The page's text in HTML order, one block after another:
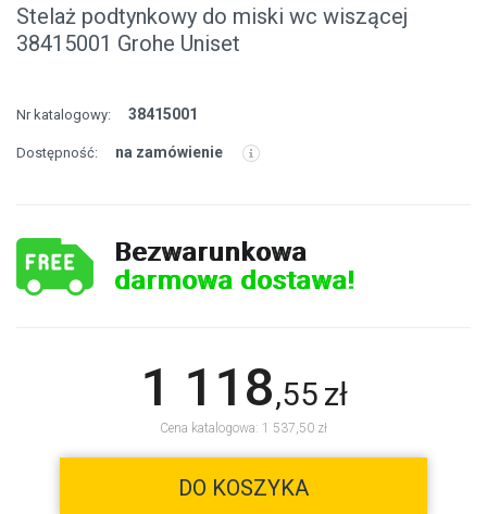
Stelaż podtynkowy do miski wc wiszącej
38415001 Grohe Uniset
Nr katalogowy: 38415001
Dostępność: na zamówienie
Bezwarunkowa
darmowa dostawa!
1 118,55 zł
Cena katalogowa: 1 537,50 zł
DO KOSZYKA